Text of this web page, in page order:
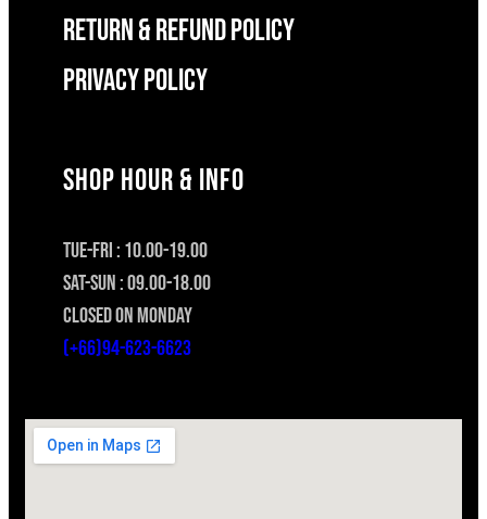
RETURN & REFUND POLICY
Privacy Policy
SHOP HOUR & INFO
TUE-FRI : 10.00-19.00
SAT-SUN : 09.00-18.00
CLOSED ON MONDAY
(+66)94-623-6623